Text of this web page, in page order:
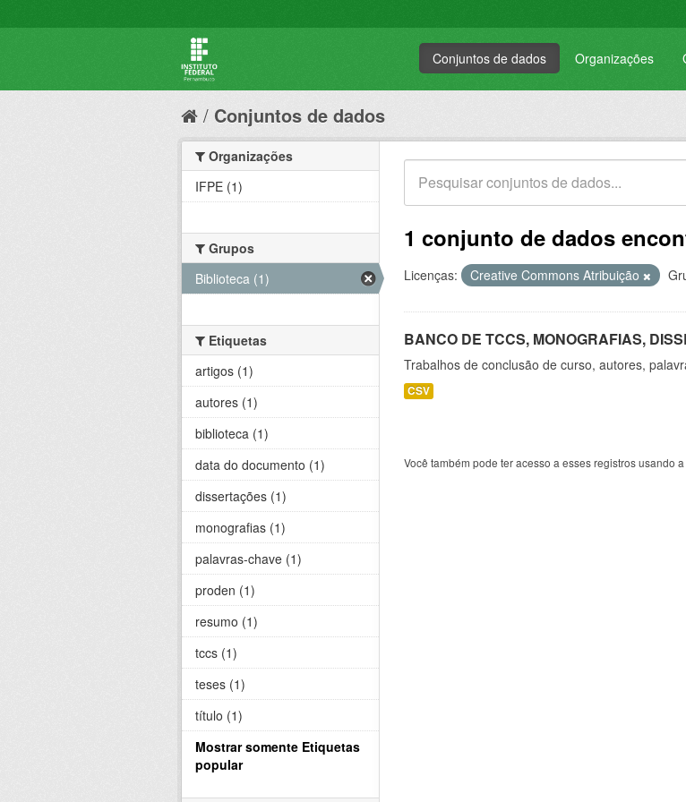
Conjuntos de dados Organizações
Conjuntos de dados
1 conjunto de dados
Licenças: Creative Commons Atribuição
BANCO DE TCCS, MONOGRAFIAS,
Trabalhos de conclusão de curso, autores,
CSV
Você também pode ter acesso a esses registros usando a
Organizações
IFPE (1)
Grupos
Biblioteca (1)
Etiquetas
artigos (1)
autores (1)
biblioteca (1)
data do documento (1)
dissertações (1)
monografias (1)
palavras-chave (1)
proden (1)
resumo (1)
tccs (1)
teses (1)
título (1)
Mostrar somente Etiquetas
popular